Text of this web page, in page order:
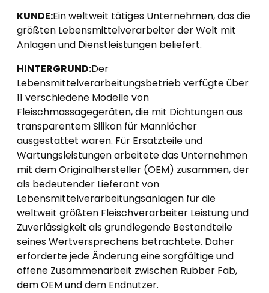
KUNDE:Ein weltweit tätiges Unternehmen, das die
größten Lebensmittelverarbeiter der Welt mit
Anlagen und Dienstleistungen beliefert.
HINTERGRUND:Der
Lebensmittelverarbeitungsbetrieb verfügte über
11 verschiedene Modelle von
Fleischmassagegeräten, die mit Dichtungen aus
transparentem Silikon für Mannlöcher
ausgestattet waren. Für Ersatzteile und
Wartungsleistungen arbeitete das Unternehmen
mit dem Originalhersteller (OEM) zusammen, der
als bedeutender Lieferant von
Lebensmittelverarbeitungsanlagen für die
weltweit größten Fleischverarbeiter Leistung und
Zuverlässigkeit als grundlegende Bestandteile
seines Wertversprechens betrachtete. Daher
erforderte jede Änderung eine sorgfältige und
offene Zusammenarbeit zwischen Rubber Fab,
dem OEM und dem Endnutzer.